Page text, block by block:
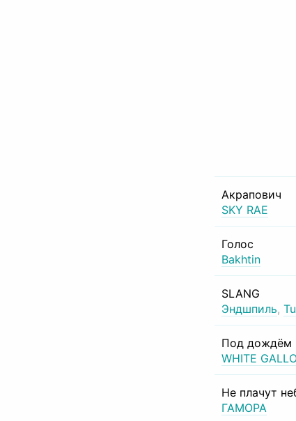
Акрапович
SKY RAE
Голос
Bakhtin
SLANG
Эндшпиль,
Под дождём
WHITE
Не плачут
ГАМОРА